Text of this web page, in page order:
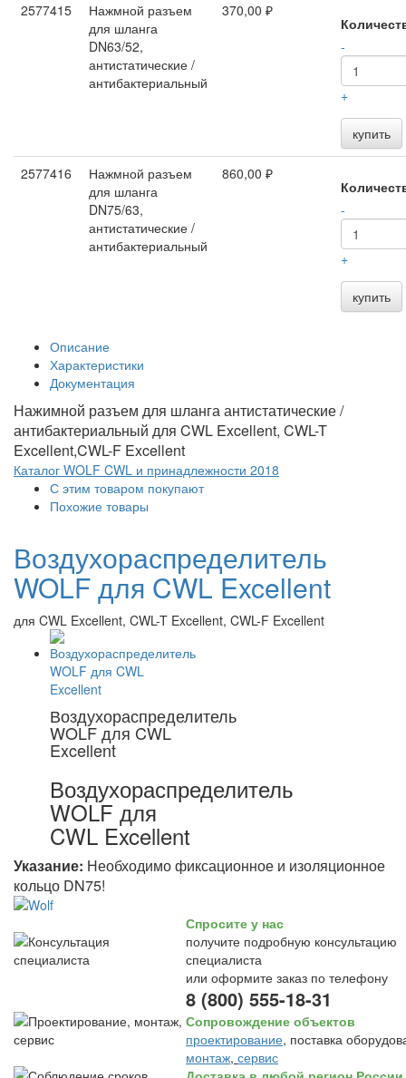
2577415
Нажмной разъем
для шланга
DN63/52,
антистатические /
антибактериальный
370,00 ₽
-
+
купить
2577416
Нажмной разъем
для шланга
DN75/63,
антистатические /
антибактериальный
860,00 ₽
-
+
купить
Описание
Характеристики
Документация
Нажимной разъем для шланга антистатические /
антибактериальный для CWL Excellent, CWL-T
Excellent,CWL-F Excellent
Каталог WOLF CWL и принадлежности 2018
С этим товаром покупают
Похожие товары
Воздухораспределитель
WOLF для CWL Excellent
для CWL Excellent, CWL-T Excellent, CWL-F Excellent
Воздухораспределитель
WOLF для CWL
Excellent
Воздухораспределитель
WOLF для
CWL Excellent
Указание: Необходимо фиксационное и изоляционное
кольцо DN75!
Спросите у нас
получите подробную консультацию
специалиста
или оформите заказ по телефону
8 (800) 555-18-31
Сопровождение объектов
проектирование, поставка
монтаж, сервис